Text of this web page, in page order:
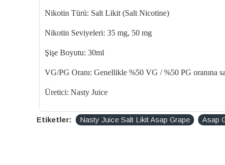
Nikotin Türü: Salt Likit (Salt Nicotine)
Nikotin Seviyeleri: 35 mg, 50 mg
Şişe Boyutu: 30ml
VG/PG Oranı: Genellikle %50 VG / %50 PG oranına
Üretici: Nasty Juice
Etiketler: Nasty Juice Salt Likit Asap Grape Asap